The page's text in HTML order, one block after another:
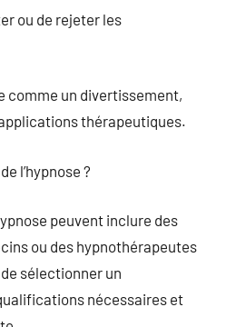
ou de rejeter les
comme un divertissement,
thérapeutiques.
l’hypnose ?
peuvent inclure des
ou des hypnothérapeutes
sélectionner un
nécessaires et